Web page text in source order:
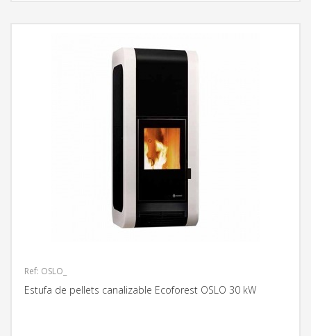
Ref: OSLO_
Estufa de pellets canalizable Ecoforest OSLO 30 kW